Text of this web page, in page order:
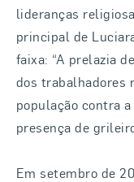
lideranças
principal de
faixa: “A prelazia
dos trabalhadores
população contra
presença de
Em setembro de